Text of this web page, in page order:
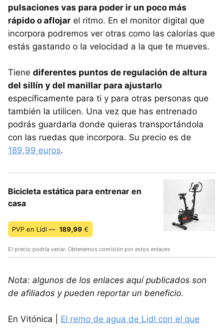
pulsaciones vas para poder ir un poco más
rápido o aflojar el ritmo. En el monitor digital que
incorpora podremos ver otras como las calorías que
estás gastando o la velocidad a la que te mueves.
Tiene diferentes puntos de regulación de altura
del sillín y del manillar para ajustarlo
específicamente para ti y para otras personas que
también la utilicen. Una vez que has entrenado
podrás guardarla donde quieras transportándola
con las ruedas que incorpora. Su precio es de
189,99 euros.
Bicicleta estática para entrenar en
casa
PVP en Lidl — 189,99 €
El precio podría variar. Obtenemos comisión por estos enlaces
Nota: algunos de los enlaces aquí publicados son
de afiliados y pueden reportar un beneficio.
En Vitónica | El remo de agua de Lidl con el que